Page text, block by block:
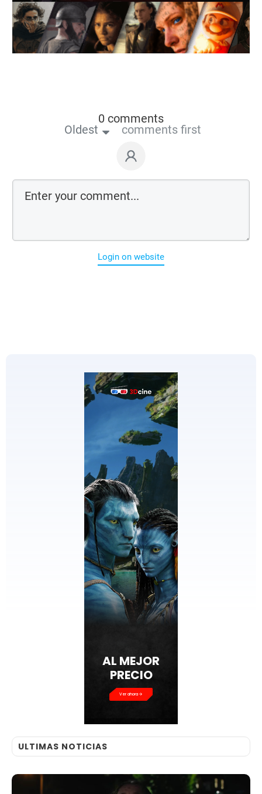
0 comments
Oldest comments first
Login on website
AL MEJOR
PRECIO
Ver ahora
ULTIMAS NOTICIAS